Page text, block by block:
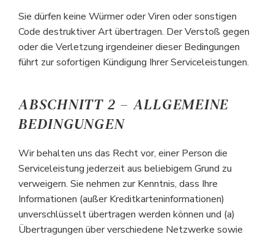
Sie dürfen keine Würmer oder Viren oder sonstigen
Code destruktiver Art übertragen. Der Verstoß gegen
oder die Verletzung irgendeiner dieser Bedingungen
führt zur sofortigen Kündigung Ihrer Serviceleistungen.
ABSCHNITT 2 – ALLGEMEINE
BEDINGUNGEN
Wir behalten uns das Recht vor, einer Person die
Serviceleistung jederzeit aus beliebigem Grund zu
verweigern. Sie nehmen zur Kenntnis, dass Ihre
Informationen (außer Kreditkarteninformationen)
unverschlüsselt übertragen werden können und (a)
Übertragungen über verschiedene Netzwerke sowie